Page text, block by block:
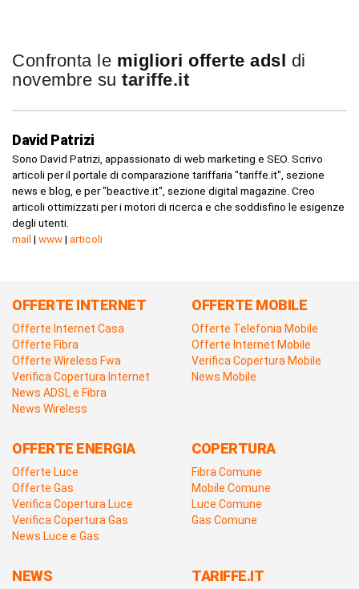
Confronta le migliori offerte adsl di
novembre su tariffe.it
David Patrizi
Sono David Patrizi, appassionato di web marketing e SEO. Scrivo
articoli per il portale di comparazione tariffaria "tariffe.it", sezione
news e blog, e per "beactive.it", sezione digital magazine. Creo
articoli ottimizzati per i motori di ricerca e che soddisfino le esigenze
degli utenti.
mail | www| articoli
OFFERTE INTERNET
Offerte Internet Casa
Offerte Fibra
Offerte Wireless Fwa
Verifica Copertura Internet
News ADSL e Fibra
News Wireless
OFFERTE MOBILE
Offerte Telefonia Mobile
Offerte Internet Mobile
Verifica Copertura Mobile
News Mobile
OFFERTE ENERGIA
Offerte Luce
Offerte Gas
Verifica Copertura Luce
Verifica Copertura Gas
News Luce e Gas
COPERTURA
Fibra Comune
Mobile Comune
Luce Comune
Gas Comune
NEWS TARIFFE.IT